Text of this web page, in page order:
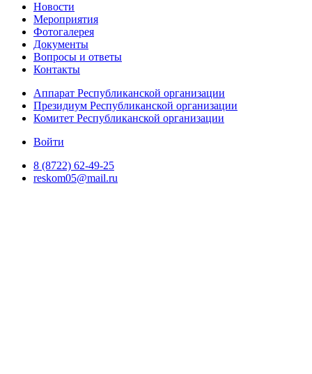
Новости
Мероприятия
Фотогалерея
Документы
Вопросы и ответы
Контакты
Аппарат Республиканской организации
Президиум Республиканской организации
Комитет Республиканской организации
Войти
8 (8722) 62-49-25
reskom05@mail.ru